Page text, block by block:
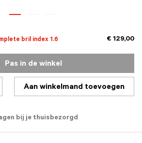
bril index 1.6 € 129,00
Pas in de winkel
Aan winkelmand toevoegen
bij je thuisbezorgd